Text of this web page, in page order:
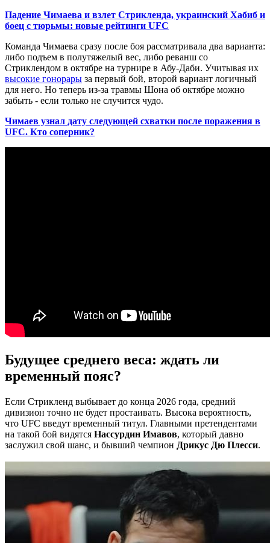
Падение Чимаева и взлет Стрикленда, украинский Хабиб и
боец с тюрьмы: новые рейтинги UFC
Команда Чимаева сразу после боя рассматривала два варианта:
либо подъем в полутяжелый вес, либо реванш со
Стриклендом в октябре на турнире в Абу-Даби. Учитывая их
высокие гонорары за первый бой, второй вариант логичный
для него. Но теперь из-за травмы Шона об октябре можно
забыть - если только не случится чудо.
Чимаев узнал дату следующей схватки после поражения в
UFC. Кто соперник?
Будущее среднего веса: ждать ли
временный пояс?
Если Стрикленд выбывает до конца 2026 года, средний
дивизион точно не будет простаивать. Высока вероятность,
что UFC введут временный титул. Главными претендентами
на такой бой видятся Нассурдин Имавов, который давно
заслужил свой шанс, и бывший чемпион Дрикус Дю Плесси.